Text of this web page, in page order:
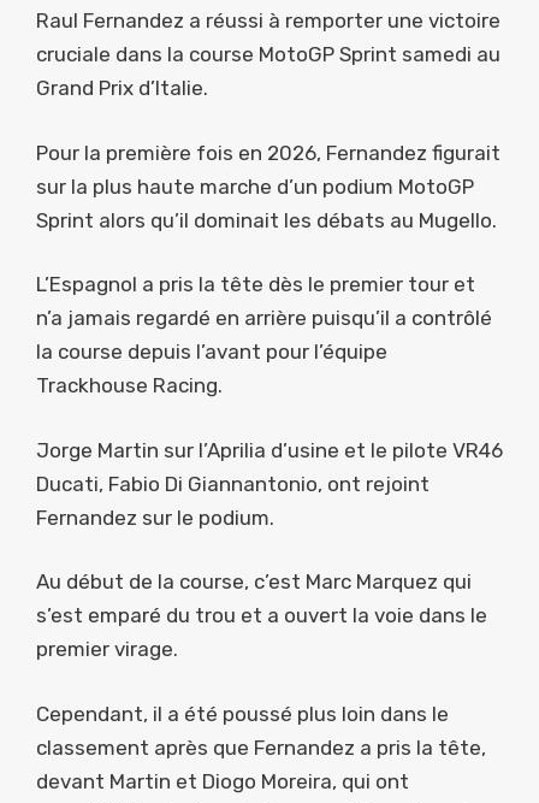
Raul Fernandez a réussi à remporter une victoire
cruciale dans la course MotoGP Sprint samedi au
Grand Prix d’Italie.
Pour la première fois en 2026, Fernandez figurait
sur la plus haute marche d’un podium MotoGP
Sprint alors qu’il dominait les débats au Mugello.
L’Espagnol a pris la tête dès le premier tour et
n’a jamais regardé en arrière puisqu’il a contrôlé
la course depuis l’avant pour l’équipe
Trackhouse Racing.
Jorge Martin sur l’Aprilia d’usine et le pilote VR46
Ducati, Fabio Di Giannantonio, ont rejoint
Fernandez sur le podium.
Au début de la course, c’est Marc Marquez qui
s’est emparé du trou et a ouvert la voie dans le
premier virage.
Cependant, il a été poussé plus loin dans le
classement après que Fernandez a pris la tête,
devant Martin et Diogo Moreira, qui ont